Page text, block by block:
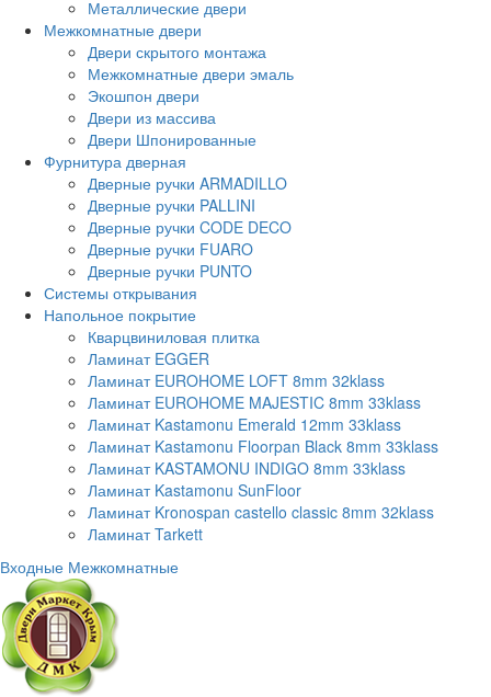
Металлические двери
Межкомнатные двери
Двери скрытого монтажа
Межкомнатные двери эмаль
Экошпон двери
Двери из массива
Двери Шпонированные
Фурнитура дверная
Дверные ручки ARMADILLO
Дверные ручки PALLINI
Дверные ручки CODE DECO
Дверные ручки FUARO
Дверные ручки PUNTO
Системы открывания
Напольное покрытие
Кварцвиниловая плитка
Ламинат EGGER
Ламинат EUROHOME LOFT 8mm 32klass
Ламинат EUROHOME MAJESTIC 8mm 33klass
Ламинат Kastamonu Emerald 12mm 33klass
Ламинат Kastamonu Floorpan Black 8mm 33klass
Ламинат KASTAMONU INDIGO 8mm 33klass
Ламинат Kastamonu SunFloor
Ламинат Kronospan castello classic 8mm 32klass
Ламинат Tarkett
Входные Межкомнатные